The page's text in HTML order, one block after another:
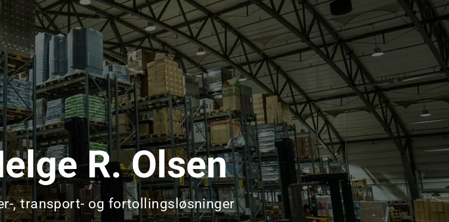
R. Olsen
, transport- og fortollingsløsninger